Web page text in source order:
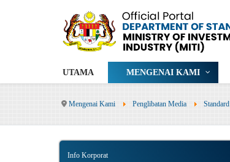
UTAMA MENGENAI KAMI
Mengenai Kami Penglibatan Media Standard
Info Korporat